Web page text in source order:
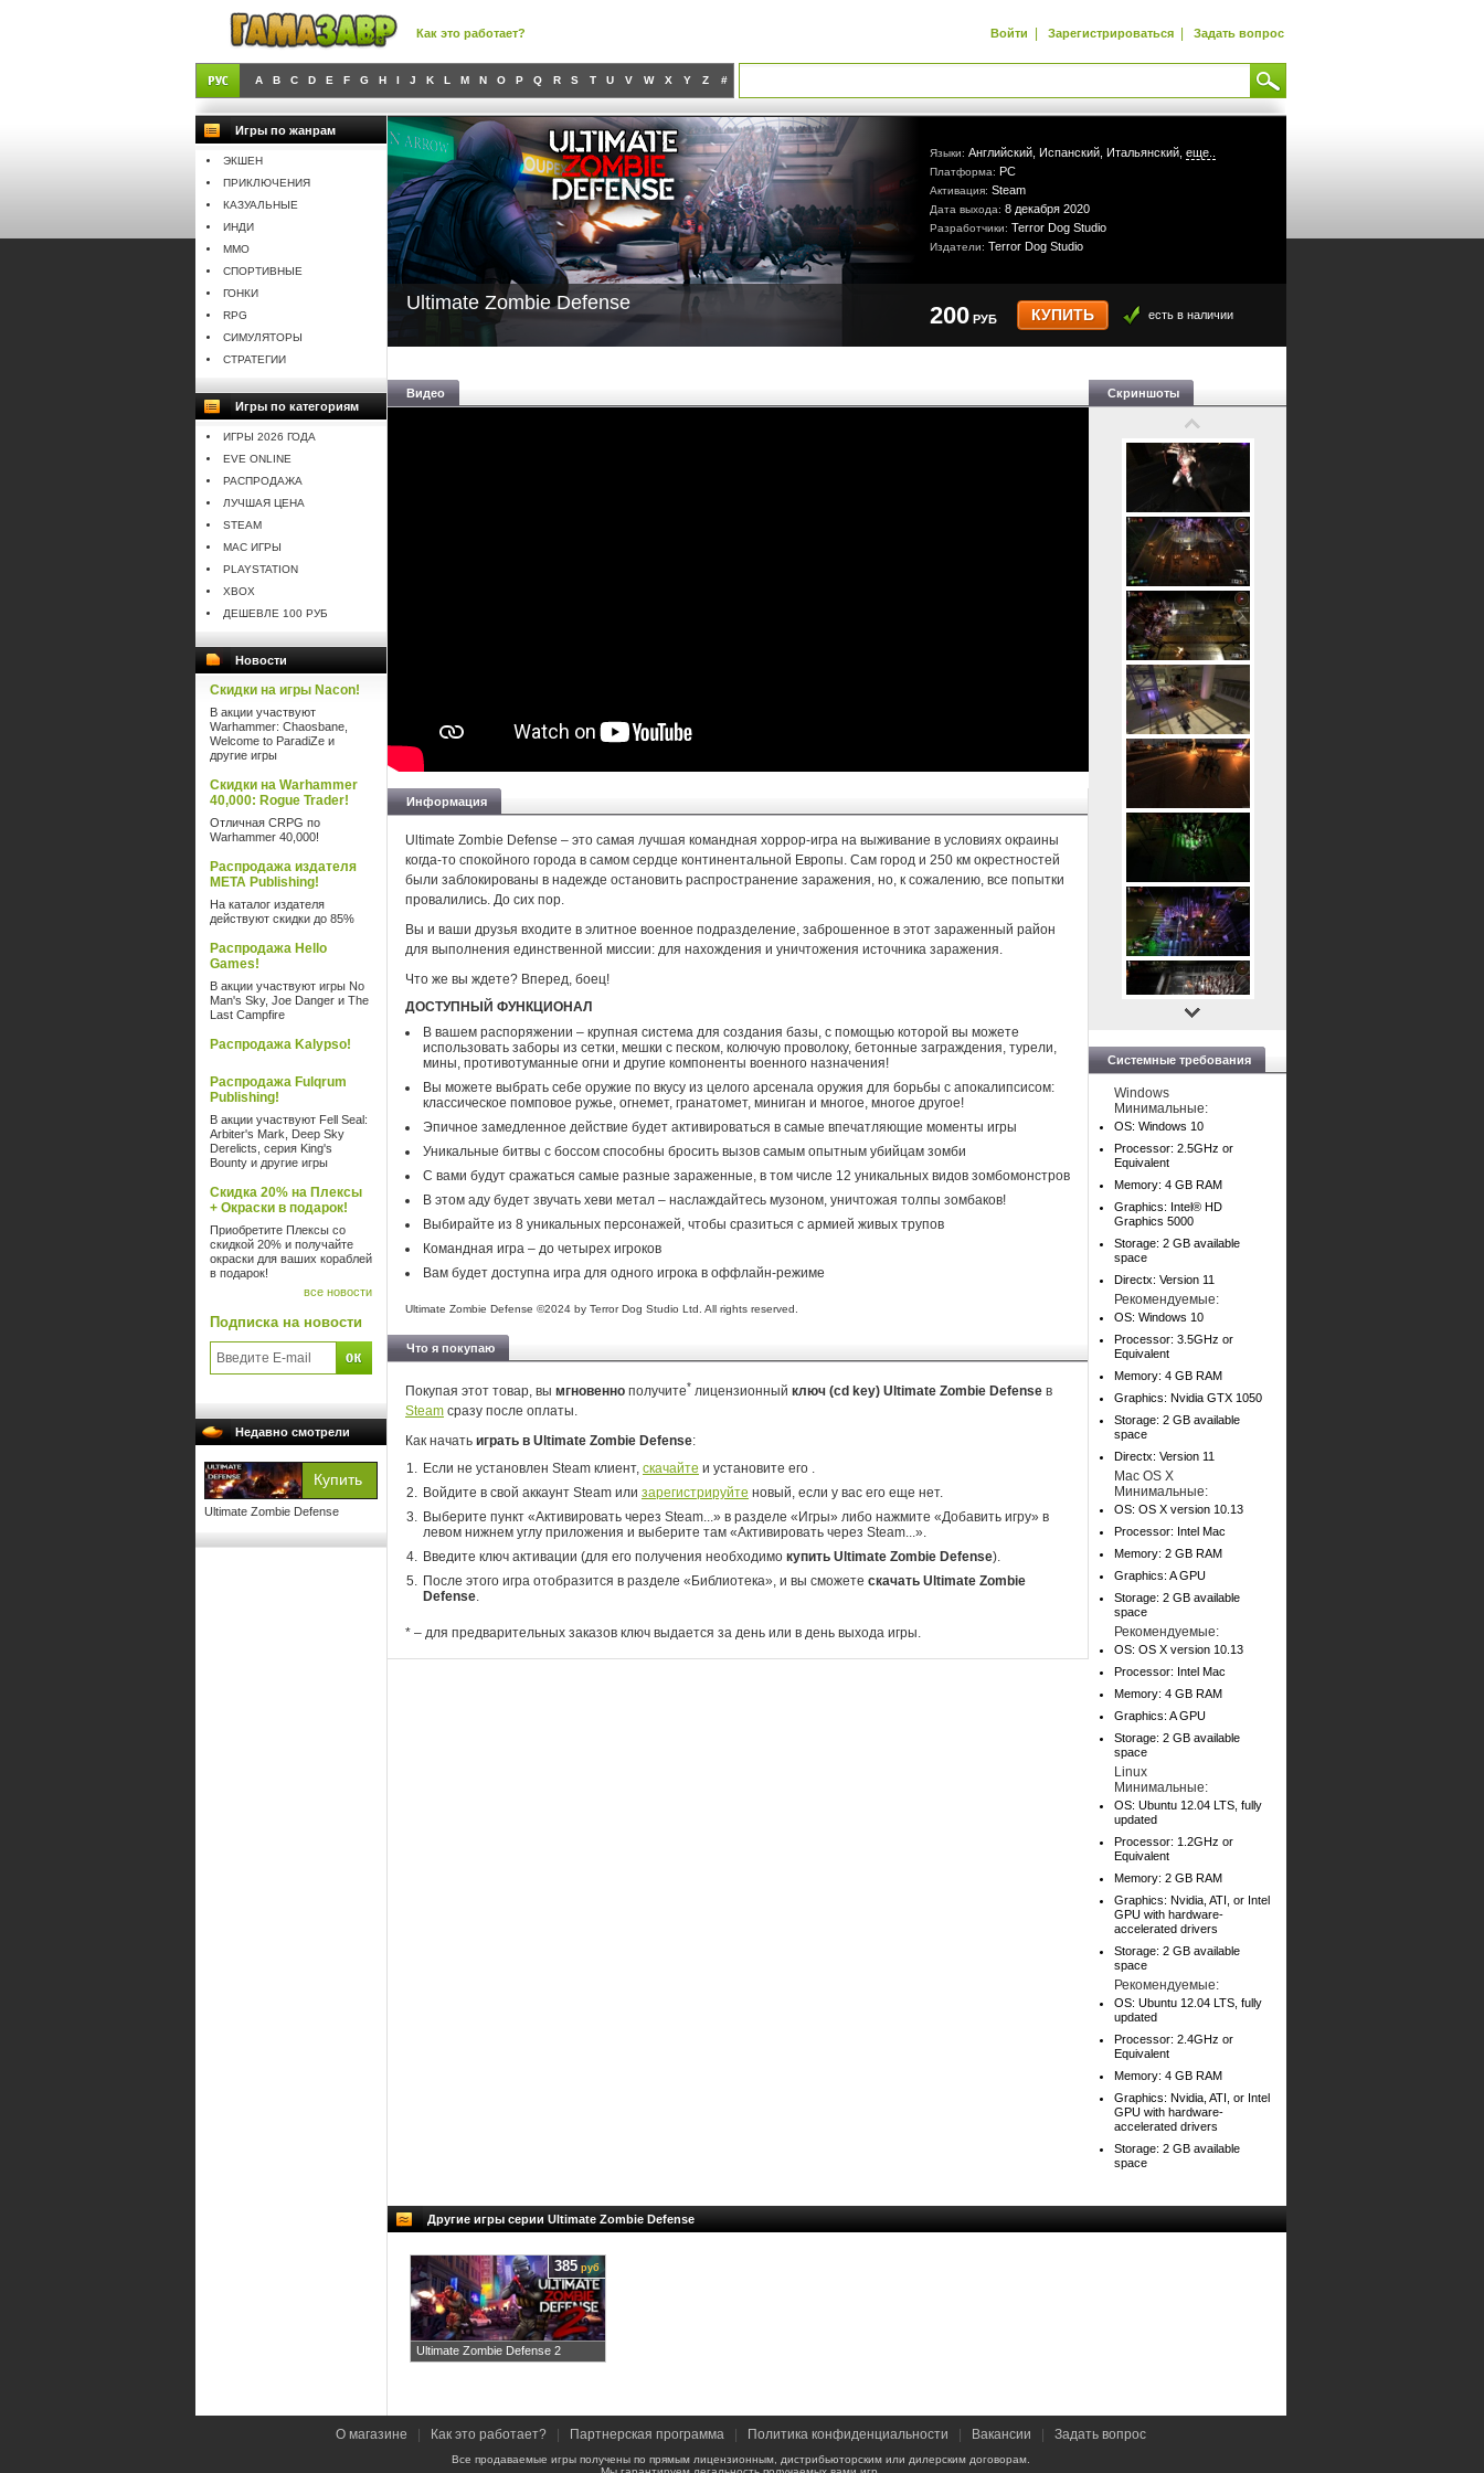
Как это работает? Войти | Зарегистрироваться | Задать вопрос
A B C D E F G H I J K L M N O P Q R S T U V W X Y Z #
Игры по жанрам
ЭКШЕН
ПРИКЛЮЧЕНИЯ
КАЗУАЛЬНЫЕ
ИНДИ
MMO
СПОРТИВНЫЕ
ГОНКИ
RPG
СИМУЛЯТОРЫ
СТРАТЕГИИ
Игры по категориям
ИГРЫ 2026 ГОДА
EVE ONLINE
РАСПРОДАЖА
ЛУЧШАЯ ЦЕНА
STEAM
MAC ИГРЫ
PLAYSTATION
XBOX
ДЕШЕВЛЕ 100 РУБ
Новости
Скидки на игры Nacon!
В акции участвуют
Warhammer: Chaosbane,
Welcome to ParadiZe и
другие игры
Скидки на Warhammer
40,000: Rogue Trader!
Отличная CRPG по
Warhammer 40,000!
Распродажа издателя
META Publishing!
На каталог издателя
действуют скидки до 85%
Распродажа Hello
Games!
В акции участвуют игры No
Man's Sky, Joe Danger и The
Last Campfire
Распродажа Kalypso!
Распродажа Fulqrum
Publishing!
В акции участвуют Fell Seal:
Arbiter's Mark, Deep Sky
Derelicts, серия King's
Bounty и другие игры
Скидка 20% на Плексы
+ Окраски в подарок!
Приобретите Плексы со
скидкой 20% и получайте
окраски для ваших кораблей
в подарок!
все новости
Подписка на новости
Недавно смотрели
Ultimate Zombie Defense
Языки: Английский, Испанский, Итальянский, еще..
Платформа: PC
Активация: Steam
Дата выхода: 8 декабря 2020
Разработчики: Terror Dog Studio
Издатели: Terror Dog Studio
Ultimate Zombie Defense 200 РУБ КУПИТЬ есть в наличии
Видео
Информация
Ultimate Zombie Defense – это самая лучшая командная хоррор-игра на выживание в условиях окраины
когда-то спокойного города в самом сердце континентальной Европы. Сам город и 250 км окрестностей
были заблокированы в надежде остановить распространение заражения, но, к сожалению, все попытки
провалились. До сих пор.
Вы и ваши друзья входите в элитное военное подразделение, заброшенное в этот зараженный район
для выполнения единственной миссии: для нахождения и уничтожения источника заражения.
Что же вы ждете? Вперед, боец!
ДОСТУПНЫЙ ФУНКЦИОНАЛ
В вашем распоряжении – крупная система для создания базы, с помощью которой вы можете
использовать заборы из сетки, мешки с песком, колючую проволоку, бетонные заграждения, турели,
мины, противотуманные огни и другие компоненты военного назначения!
Вы можете выбрать себе оружие по вкусу из целого арсенала оружия для борьбы с апокалипсисом:
классическое помповое ружье, огнемет, гранатомет, миниган и многое, многое другое!
Эпичное замедленное действие будет активироваться в самые впечатляющие моменты игры
Уникальные битвы с боссом способны бросить вызов самым опытным убийцам зомби
С вами будут сражаться самые разные зараженные, в том числе 12 уникальных видов зомбомонстров
В этом аду будет звучать хеви метал – наслаждайтесь музоном, уничтожая толпы зомбаков!
Выбирайте из 8 уникальных персонажей, чтобы сразиться с армией живых трупов
Командная игра – до четырех игроков
Вам будет доступна игра для одного игрока в оффлайн-режиме
Ultimate Zombie Defense ©2024 by Terror Dog Studio Ltd. All rights reserved.
Что я покупаю
Покупая этот товар, вы мгновенно получите* лицензионный ключ (cd key) Ultimate Zombie Defense в
Steam сразу после оплаты.
Как начать играть в Ultimate Zombie Defense:
Если не установлен Steam клиент, скачайте и установите его .
Войдите в свой аккаунт Steam или зарегистрируйте новый, если у вас его еще нет.
Выберите пункт «Активировать через Steam...» в разделе «Игры» либо нажмите «Добавить игру» в
левом нижнем углу приложения и выберите там «Активировать через Steam...».
Введите ключ активации (для его получения необходимо купить Ultimate Zombie Defense).
После этого игра отобразится в разделе «Библиотека», и вы сможете скачать Ultimate Zombie
Defense.
* – для предварительных заказов ключ выдается за день или в день выхода игры.
Скриншоты
Системные требования
Windows
Минимальные:
OS: Windows 10
Processor: 2.5GHz or
Equivalent
Memory: 4 GB RAM
Graphics: Intel® HD
Graphics 5000
Storage: 2 GB available
space
Directx: Version 11
Рекомендуемые:
OS: Windows 10
Processor: 3.5GHz or
Equivalent
Memory: 4 GB RAM
Graphics: Nvidia GTX 1050
Storage: 2 GB available
space
Directx: Version 11
Mac OS X
Минимальные:
OS: OS X version 10.13
Processor: Intel Mac
Memory: 2 GB RAM
Graphics: A GPU
Storage: 2 GB available
space
Рекомендуемые:
OS: OS X version 10.13
Processor: Intel Mac
Memory: 4 GB RAM
Graphics: A GPU
Storage: 2 GB available
space
Linux
Минимальные:
OS: Ubuntu 12.04 LTS, fully
updated
Processor: 1.2GHz or
Equivalent
Memory: 2 GB RAM
Graphics: Nvidia, ATI, or Intel
GPU with hardware-
accelerated drivers
Storage: 2 GB available
space
Рекомендуемые:
OS: Ubuntu 12.04 LTS, fully
updated
Processor: 2.4GHz or
Equivalent
Memory: 4 GB RAM
Graphics: Nvidia, ATI, or Intel
GPU with hardware-
accelerated drivers
Storage: 2 GB available
space
Другие игры серии Ultimate Zombie Defense
Ultimate Zombie Defense 2
385 руб
О магазине Как это работает? Партнерская программа Политика конфиденциальности Вакансии Задать вопрос
Все продаваемые игры получены по прямым лицензионным, дистрибьюторским или дилерским договорам.